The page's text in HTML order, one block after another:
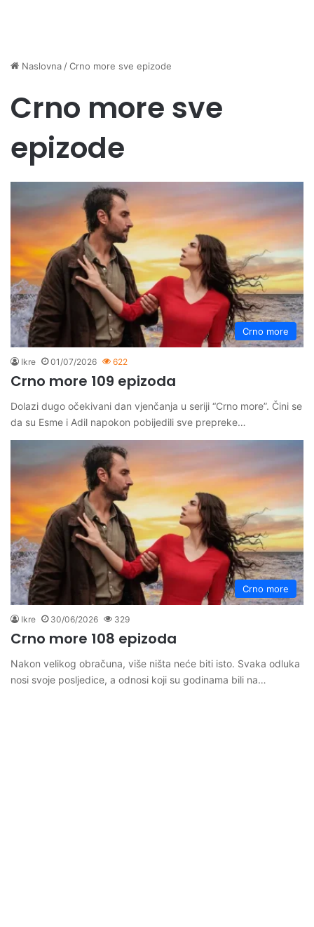
Naslovna /Crno more sve epizode
Crno more sve
epizode
Crno more
Ikre 01/07/2026 622
Crno more 109 epizoda
Dolazi dugo očekivani dan vjenčanja u seriji “Crno more”. Čini se
da su Esme i Adil napokon pobijedili sve prepreke…
Crno more
Ikre 30/06/2026 329
Crno more 108 epizoda
Nakon velikog obračuna, više ništa neće biti isto. Svaka odluka
nosi svoje posljedice, a odnosi koji su godinama bili na…